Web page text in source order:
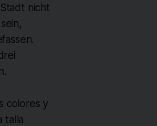
nicht
colores y
talla